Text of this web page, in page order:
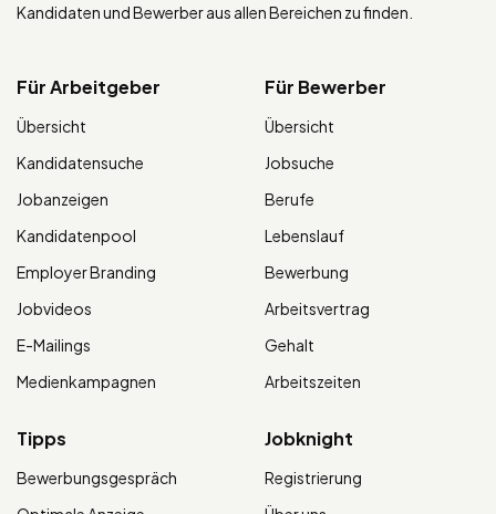
Kandidaten und Bewerber aus allen Bereichen zu finden.
Für Arbeitgeber
Übersicht
Kandidatensuche
Jobanzeigen
Kandidatenpool
Employer Branding
Jobvideos
E-Mailings
Medienkampagnen
Für Bewerber
Übersicht
Jobsuche
Berufe
Lebenslauf
Bewerbung
Arbeitsvertrag
Gehalt
Arbeitszeiten
Tipps
Bewerbungsgespräch
Jobknight
Registrierung